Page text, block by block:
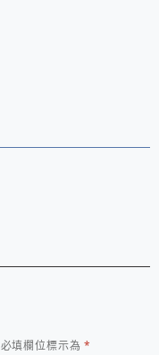
必填欄位標示為*